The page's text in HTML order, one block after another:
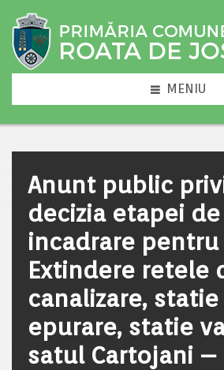
MENIU
Anunt public
decizia etapei de
incadrare
Extindere retele
canalizare,
epurare, statie
satul Cartojani –